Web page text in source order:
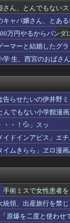
に対する接し方が
が雨ノ森 川海に、大
迷ってる
本人対決はカブスの
る美少女達の動画
ロに備え「短距離戦
はデカすぎるｗｗｗ
ナラ勝ちで2位浮上
が「俺たちは楽しく
いてビックリ。義両
ベ女子が来たら。。
てすごい人気あるん
見てきたよ
結婚。だが嫁が子供
っている模様・・・
８割が巨乳🐰ｗｗ
発売、「好都合セミ
被告へのDV事案で
きすぎてお◯ぱいの
を禁じる大統領令
舞台にした某アメ
へ 都市部で9月末に
さん、とんでもない
キャバ嬢さん、とあ
万円やるからパンダ
ーマーと結婚したグ
学 生、西宮のおばさ
告らせたいの伊井野
んでもない小学館漫
・・！💦」スッ
イドインアビス」エ
イムきらら」ヱロ漫
手術ミスで女性患者
統領、出産旅行を禁
「原爆を二度と使わ